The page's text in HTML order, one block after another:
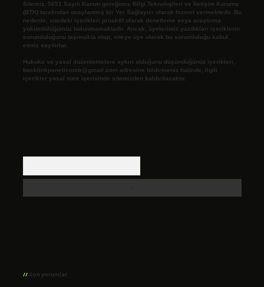
Sitemiz, 5651 Sayılı Kanun gereğince Bilgi Teknolojileri ve İletişim Kurumu
(BTK) tarafından onaylanmış bir Yer Sağlayıcı olarak hizmet vermektedir. Bu
nedenle, sitedeki içerikleri proaktif olarak denetleme veya araştırma
yükümlülüğümüz bulunmamaktadır. Ancak, üyelerimiz yazdıkları içeriklerin
sorumluluğunu taşımakta olup, siteye üye olarak bu sorumluluğu kabul
etmiş sayılırlar.
Hukuka ve yasal düzenlemelere aykırı olduğunu düşündüğünüz içerikleri,
backlinkpanelicomtr@gmail.com adresine bildirmeniz halinde, ilgili
içerikler yasal süre içerisinde sitemizden kaldırılacaktır.
Son yorumlar